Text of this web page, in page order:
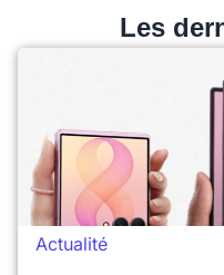
Les
Actualité